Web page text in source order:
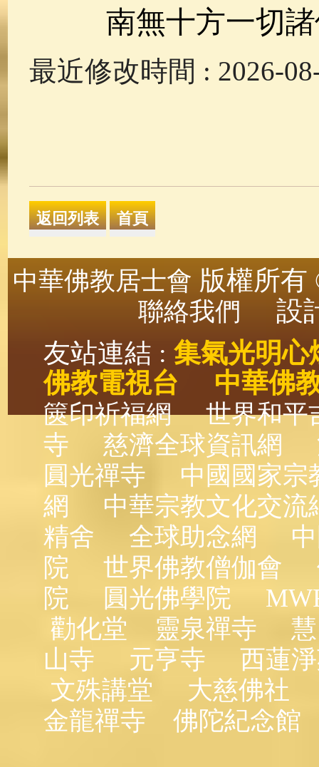
南無十方一切諸
最近修改時間 : 2026-
中華佛教居士會 版權所
聯絡我們
設
友站連結 : 集氣光明心
佛教電視台
中華佛
篋印祈福網
世界和平
寺
慈濟全球資訊網
圓光禪寺
中國國家宗
網
中華宗教文化交流
精舍
全球助念網
院
世界佛教僧伽會
院
圓光佛學院
勸化堂
靈泉禪寺
山寺
元亨寺
西蓮
文殊講堂
大慈佛社
金龍禪寺
佛陀紀念館